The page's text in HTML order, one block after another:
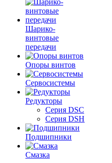
Шарико-
винтовые
передачи
Опоры винтов
Сервосистемы
Редукторы
Серия DSC
Серия DSH
Подшипники
Смазка